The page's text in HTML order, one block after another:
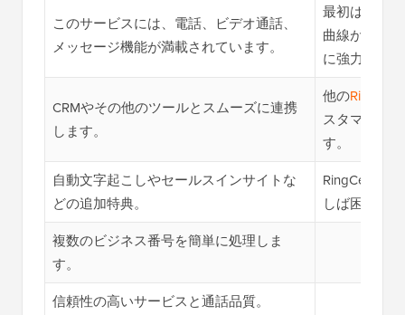
このサービスには、電話、ビデオ通話、
メッセージ機能が満載されています。
最初は多く
曲線があり
に強力です。
CRMやその他のツールとスムーズに連携
します。
他の
スタマーサ
す。
自動文字起こしやセールスインサイトな
どの追加特典。
RingCentral
しば困難で
複数のビジネス番号を簡単に処理しま
す。
信頼性の高いサービスと通話品質。